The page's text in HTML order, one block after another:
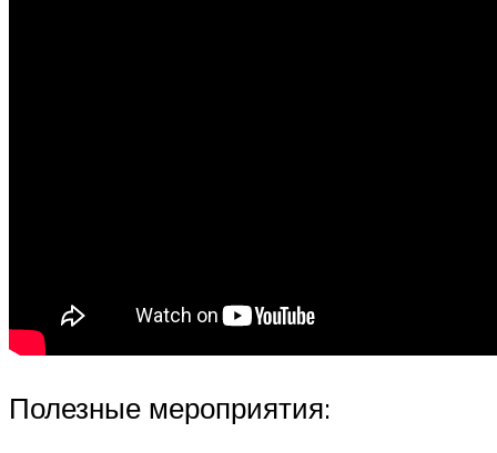
Полезные мероприятия: